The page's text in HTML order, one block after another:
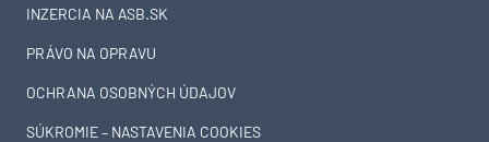
INZERCIA NA ASB.SK
PRÁVO NA OPRAVU
OCHRANA OSOBNÝCH ÚDAJOV
SÚKROMIE – NASTAVENIA COOKIES